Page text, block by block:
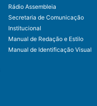
Rádio Assembleia
Secretaria de Comunicação
Institucional
Manual de Redação e Estilo
Manual de Identificação Visual